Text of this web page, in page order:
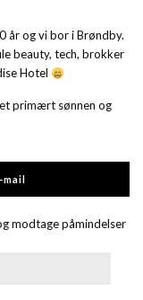
år og vi bor i Brøndby.
beauty, tech, brokker
Hotel
primært sønnen og
modtage påmindelser